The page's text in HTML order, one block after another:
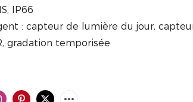
IP66
: capteur de lumière du jour,
gradation temporisée